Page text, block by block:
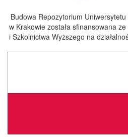
Budowa Repozytorium
w Krakowie została sfinansowana
i Szkolnictwa Wyższego na